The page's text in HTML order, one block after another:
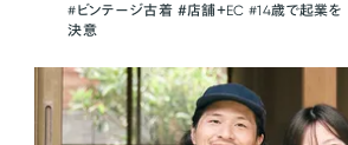
#ビンテージ古着 ＃店舗＋EC #14歳で起業を
決意